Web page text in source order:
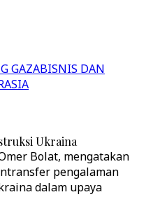
GAZABISNIS DAN
ASIA
Ukraina
Bolat, mengatakan
pengalaman
dalam upaya